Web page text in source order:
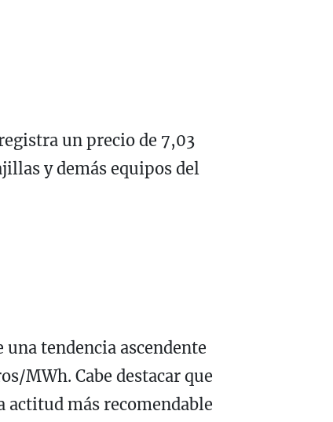
un precio de 7,03
y demás equipos del
tendencia ascendente
MWh. Cabe destacar que
actitud más recomendable